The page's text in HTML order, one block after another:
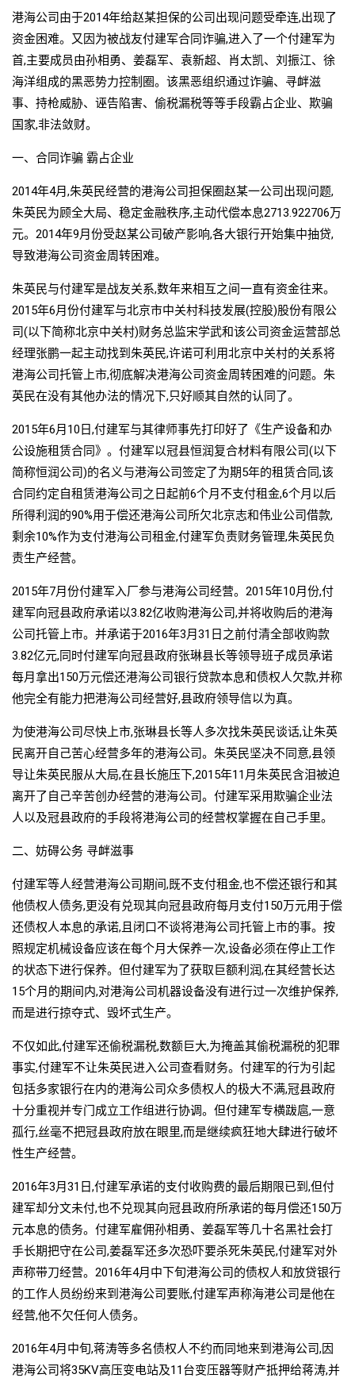
港海公司由于2014年给赵某担保的公司出现问题受牵连,出现了
资金困难。又因为被战友付建军合同诈骗,进入了一个付建军为
首,主要成员由孙相勇、姜磊军、袁新超、肖太凯、刘振江、徐
海洋组成的黑恶势力控制圈。该黑恶组织通过诈骗、寻衅滋
事、持枪威胁、诬告陷害、偷税漏税等等手段霸占企业、欺骗
国家,非法敛财。
一、合同诈骗 霸占企业
2014年4月,朱英民经营的港海公司担保圈赵某一公司出现问题,
朱英民为顾全大局、稳定金融秩序,主动代偿本息2713.922706万
元。2014年9月份受赵某公司破产影响,各大银行开始集中抽贷,
导致港海公司资金周转困难。
朱英民与付建军是战友关系,数年来相互之间一直有资金往来。
2015年6月份付建军与北京市中关村科技发展(控股)股份有限公
司(以下简称北京中关村)财务总监宋学武和该公司资金运营部总
经理张鹏一起主动找到朱英民,许诺可利用北京中关村的关系将
港海公司托管上市,彻底解决港海公司资金周转困难的问题。朱
英民在没有其他办法的情况下,只好顺其自然的认同了。
2015年6月10日,付建军与其律师事先打印好了《生产设备和办
公设施租赁合同》。付建军以冠县恒润复合材料有限公司(以下
简称恒润公司)的名义与港海公司签定了为期5年的租赁合同,该
合同约定自租赁港海公司之日起前6个月不支付租金,6个月以后
所得利润的90%用于偿还港海公司所欠北京志和伟业公司借款,
剩余10%作为支付港海公司租金,付建军负责财务管理,朱英民负
责生产经营。
2015年7月份付建军入厂参与港海公司经营。2015年10月份,付
建军向冠县政府承诺以3.82亿收购港海公司,并将收购后的港海
公司托管上市。并承诺于2016年3月31日之前付清全部收购款
3.82亿元,同时付建军向冠县政府张琳县长等领导班子成员承诺
每月拿出150万元偿还港海公司银行贷款本息和债权人欠款,并称
他完全有能力把港海公司经营好,县政府领导信以为真。
为使港海公司尽快上市,张琳县长等人多次找朱英民谈话,让朱英
民离开自己苦心经营多年的港海公司。朱英民坚决不同意,县领
导让朱英民服从大局,在县长施压下,2015年11月朱英民含泪被迫
离开了自己辛苦创办经营的港海公司。付建军采用欺骗企业法
人以及冠县政府的手段将港海公司的经营权掌握在自己手里。
二、妨碍公务 寻衅滋事
付建军等人经营港海公司期间,既不支付租金,也不偿还银行和其
他债权人债务,更没有兑现其向冠县政府每月支付150万元用于偿
还债权人本息的承诺,且闭口不谈将港海公司托管上市的事。按
照规定机械设备应该在每个月大保养一次,设备必须在停止工作
的状态下进行保养。但付建军为了获取巨额利润,在其经营长达
15个月的期间内,对港海公司机器设备没有进行过一次维护保养,
而是进行掠夺式、毁坏式生产。
不仅如此,付建军还偷税漏税,数额巨大,为掩盖其偷税漏税的犯罪
事实,付建军不让朱英民进入公司查看财务。付建军的行为引起
包括多家银行在内的港海公司众多债权人的极大不满,冠县政府
十分重视并专门成立工作组进行协调。但付建军专横跋扈,一意
孤行,丝毫不把冠县政府放在眼里,而是继续疯狂地大肆进行破坏
性生产经营。
2016年3月31日,付建军承诺的支付收购费的最后期限已到,但付
建军却分文未付,也不兑现其向冠县政府所承诺的每月偿还150万
元本息的债务。付建军雇佣孙相勇、姜磊军等几十名黑社会打
手长期把守在公司,姜磊军还多次恐吓要杀死朱英民,付建军对外
声称带刀经营。2016年4月中下旬港海公司的债权人和放贷银行
的工作人员纷纷来到港海公司要账,付建军声称海港公司是他在
经营,他不欠任何人债务。
2016年4月中旬,蒋涛等多名债权人不约而同地来到港海公司,因
港海公司将35KV高压变电站及11台变压器等财产抵押给蒋涛,并